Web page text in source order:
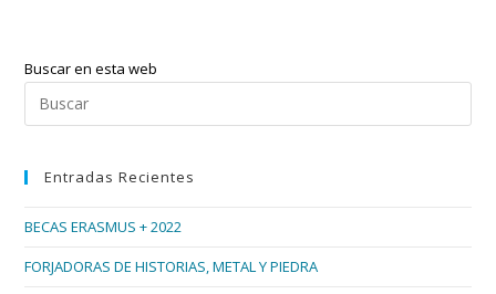
Vigo
Buscar en esta web
Entradas Recientes
BECAS ERASMUS + 2022
FORJADORAS DE HISTORIAS, METAL Y PIEDRA